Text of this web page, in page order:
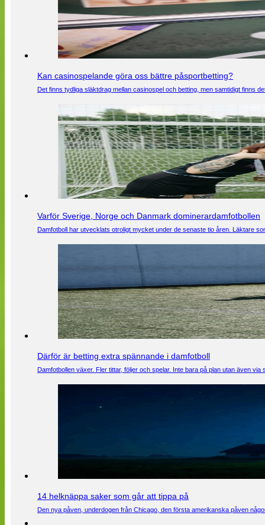
Kan casinospelande göra oss bättre påsportbetting?
Det finns tydliga släktdrag mellan casinospel och betting, men samtidigt finns
Varför Sverige, Norge och Danmark dominerardamfotbollen
Damfotboll har utvecklats otroligt mycket under de senaste tio åren. Läktare
Därför är betting extra spännande i damfotboll
Damfotbollen växer. Fler tittar, följer och spelar. Inte bara på plan utan även
14 helknäppa saker som går att tippa på
Den nya påven, underdogen från Chicago, den första amerikanska påven